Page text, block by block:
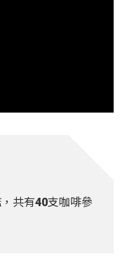
共有40支咖啡參